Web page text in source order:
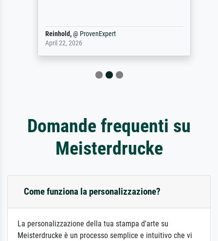
Reinhold, @ProvenExpert
April 22, 2026
Domande frequenti su
Meisterdrucke
Come funziona la personalizzazione?
La personalizzazione della tua stampa d'arte su
Meisterdrucke è un processo semplice e intuitivo che vi